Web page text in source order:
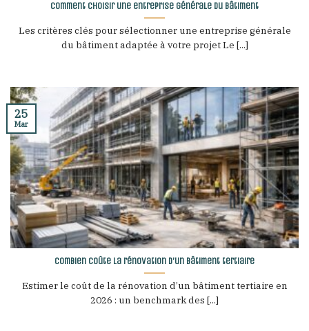
Comment choisir une entreprise générale du bâtiment
Les critères clés pour sélectionner une entreprise générale
du bâtiment adaptée à votre projet Le [...]
Combien coûte la rénovation d’un bâtiment tertiaire
Estimer le coût de la rénovation d’un bâtiment tertiaire en
2026 : un benchmark des [...]
25
Mar